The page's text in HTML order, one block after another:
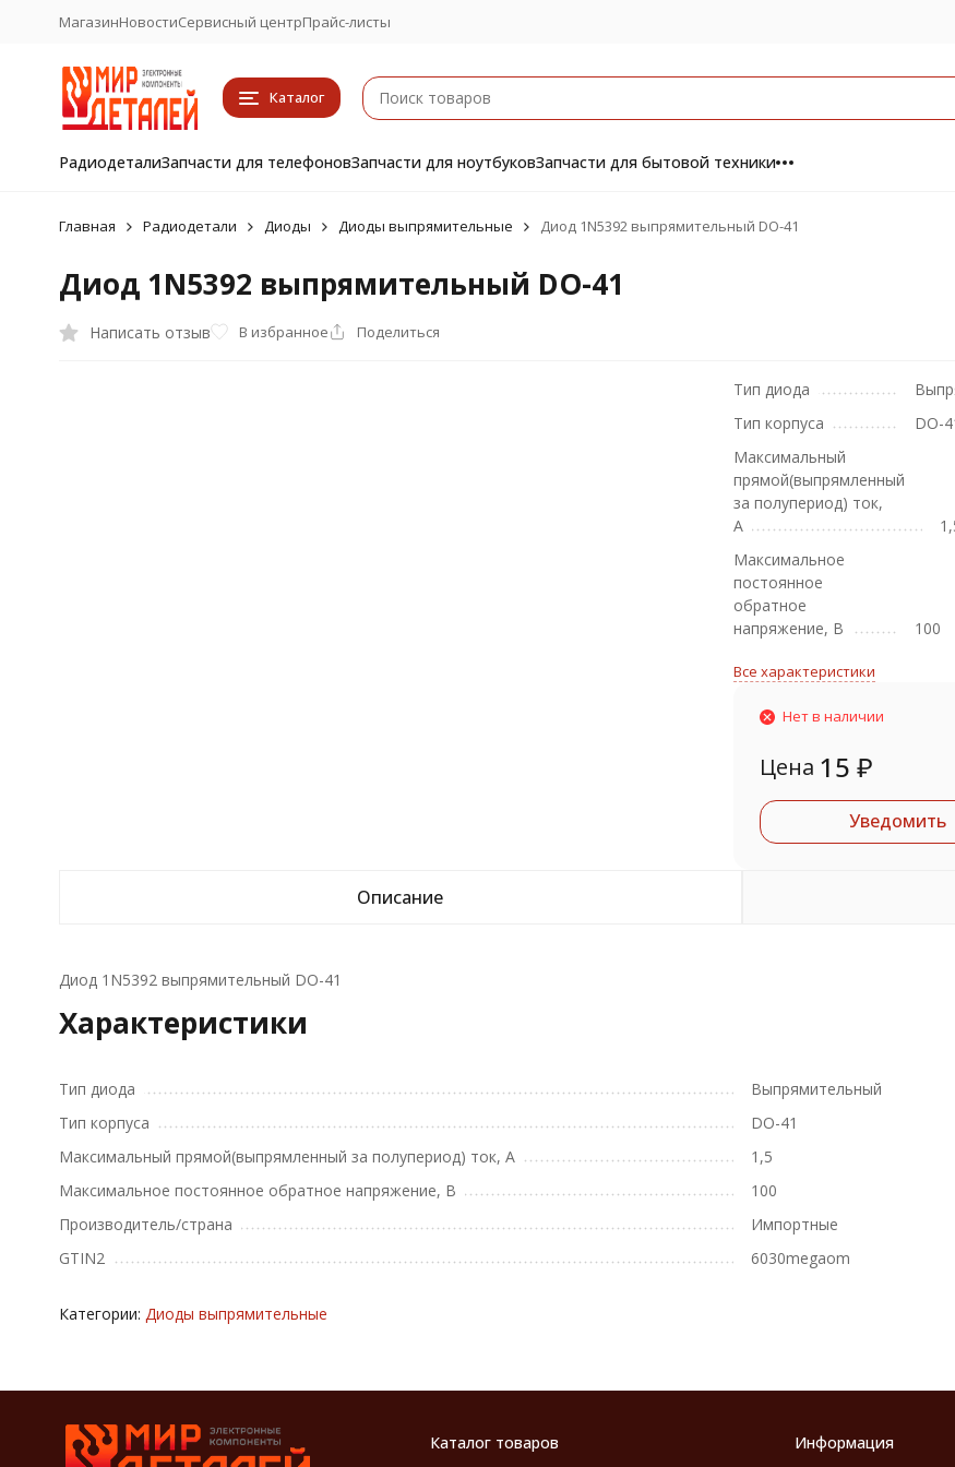
МагазинНовостиСервисный центрПрайс-листы
Каталог
РадиодеталиЗапчасти для телефоновЗапчасти для ноутбуковЗапчасти для бытовой техники
Главная Радиодетали Диоды Диоды выпрямительные Диод 1N5392 выпрямительный DO-41
Диод 1N5392 выпрямительный DO-41
Написать отзыв В избранное Поделиться
Тип диода
Тип корпуса
DO-
Максимальный
прямой(выпрямленный
за полупериод) ток,
А
Максимальное
постоянное
обратное
напряжение, В
100
Все характеристики
Нет в наличии
Цена 15 ₽
Уведомить
Описание
Диод 1N5392 выпрямительный DO-41
Характеристики
Тип диода
Выпрямительный
Тип корпуса
DO-41
Максимальный прямой(выпрямленный за полупериод) ток, А
1,5
Максимальное постоянное обратное напряжение, В
100
Производитель/страна
Импортные
GTIN2
6030megaom
Категории: Диоды выпрямительные
Каталог товаров Информация